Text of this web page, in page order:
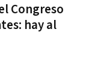
Congreso
hay al